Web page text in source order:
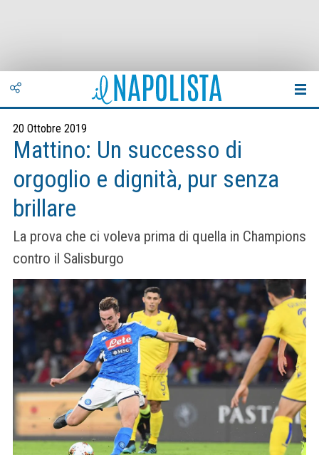
20 Ottobre 2019
Mattino: Un successo di
orgoglio e dignità, pur senza
brillare
La prova che ci voleva prima di quella in Champions
contro il Salisburgo